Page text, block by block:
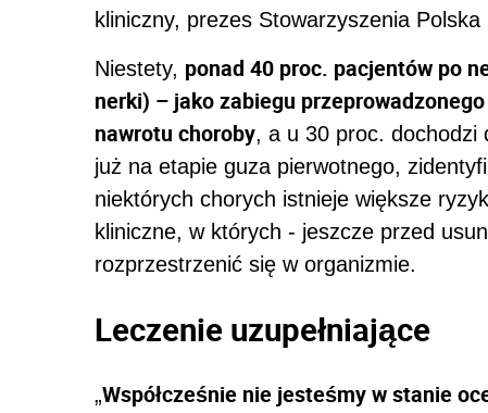
kliniczny, prezes Stowarzyszenia
Niestety, ponad 40 proc. pacjentów po
nerki) – jako zabiegu
nawrotu choroby, a u 30 proc. dochodzi
już na etapie guza pierwotnego,
niektórych chorych istnieje większe
kliniczne, w których - jeszcze przed
rozprzestrzenić się w organizmie.
Leczenie uzupełniające
„Współcześnie nie jesteśmy w stanie